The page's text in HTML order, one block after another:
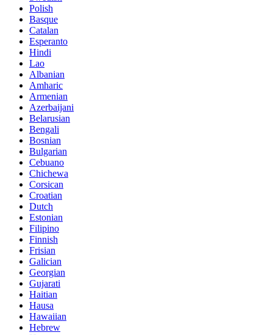
Polish
Basque
Catalan
Esperanto
Hindi
Lao
Albanian
Amharic
Armenian
Azerbaijani
Belarusian
Bengali
Bosnian
Bulgarian
Cebuano
Chichewa
Corsican
Croatian
Dutch
Estonian
Filipino
Finnish
Frisian
Galician
Georgian
Gujarati
Haitian
Hausa
Hawaiian
Hebrew